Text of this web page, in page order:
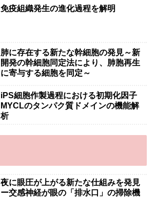
免疫組織発生の進化過程を解明
肺に存在する新たな幹細胞の発見～新
開発の幹細胞同定法により、肺胞再生
に寄与する細胞を同定～
iPS細胞作製過程における初期化因子
MYCLのタンパク質ドメインの機能解
析
夜に眼圧が上がる新たな仕組みを発見
ー交感神経が眼の「排水口」の掃除機